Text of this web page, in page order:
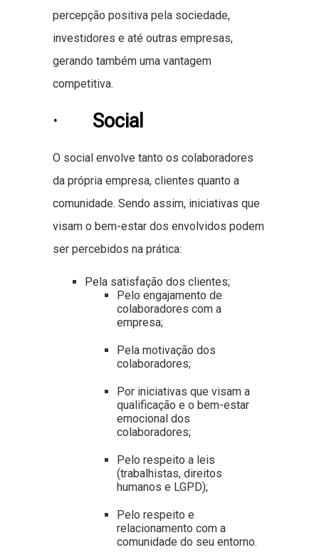
percepção positiva pela sociedade,
investidores e até outras empresas,
gerando também uma vantagem
competitiva.
· Social
O social envolve tanto os colaboradores
da própria empresa, clientes quanto a
comunidade. Sendo assim, iniciativas que
visam o bem-estar dos envolvidos podem
ser percebidos na prática:
Pela satisfação dos clientes;
Pelo engajamento de
colaboradores com a
empresa;
Pela motivação dos
colaboradores;
Por iniciativas que visam a
qualificação e o bem-estar
emocional dos
colaboradores;
Pelo respeito a leis
(trabalhistas, direitos
humanos e LGPD);
Pelo respeito e
relacionamento com a
comunidade do seu entorno.